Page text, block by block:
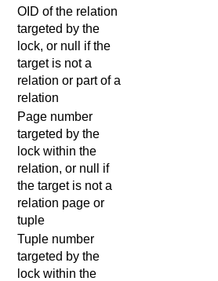
OID of the relation
targeted by the
lock, or null if the
target is not a
relation or part of a
relation
Page number
targeted by the
lock within the
relation, or null if
the target is not a
relation page or
tuple
Tuple number
targeted by the
lock within the